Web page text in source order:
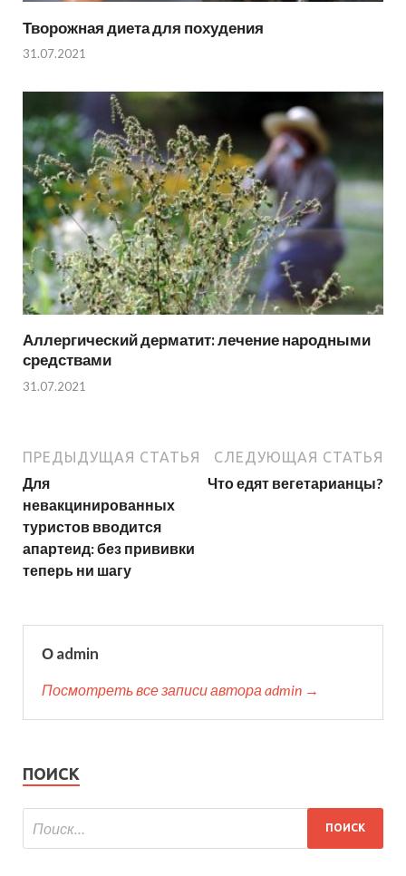
Творожная диета для похудения
31.07.2021
Аллергический дерматит: лечение народными
средствами
31.07.2021
ПРЕДЫДУЩАЯ СТАТЬЯ
Для
невакцинированных
туристов вводится
апартеид: без прививки
теперь ни шагу
СЛЕДУЮЩАЯ СТАТЬЯ
Что едят вегетарианцы?
О admin
Посмотреть все записи автора admin →
ПОИСК